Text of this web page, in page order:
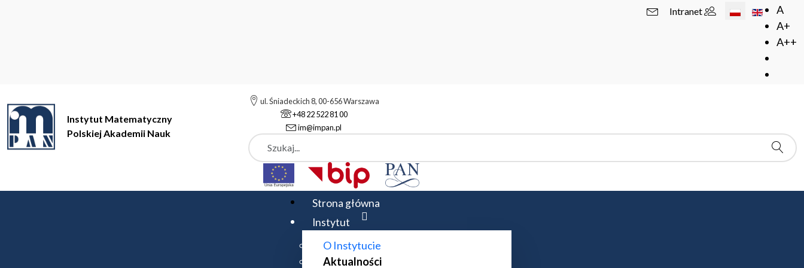
A
A+
A++
Wybierz swój język
Intranet
Instytut Matematyczny
Polskiej Akademii Nauk
ul. Śniadeckich 8, 00-656 Warszawa
+48 22 522 81 00
im@impan.pl
Szukaj
Strona główna
Instytut
O Instytucie
Aktualności
Instytut Matematyczny Polskiej Akademii Nauk Aktualności
Aktualności
EMS MAGAZINE PUBLIKUJE ARTYKUŁ O CENTRUM BANACHA I IMPAN